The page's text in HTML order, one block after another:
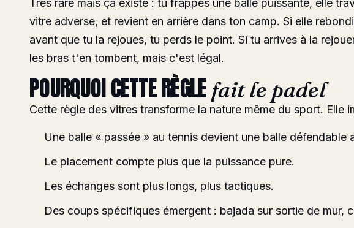
Très rare mais ça existe : tu frappes une balle puissante, elle
vitre adverse, et revient en arrière dans ton camp. Si elle
avant que tu la rejoues, tu perds le point. Si tu arrives à la
les bras t'en tombent, mais c'est légal.
POURQUOI CETTE RÈGLE fait le padel
Cette règle des vitres transforme la nature même du sport. Elle
Une balle « passée » au tennis devient une balle défendable
Le placement compte plus que la puissance pure.
Les échanges sont plus longs, plus tactiques.
Des coups spécifiques émergent : bajada sur sortie de mur,